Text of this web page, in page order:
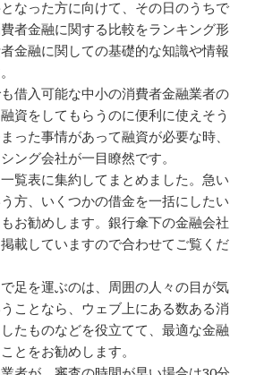
なった方に向けて、その日のうちで
者金融に関する比較をランキング形
金融に関しての基礎的な知識や情報
借入可能な中小の消費者金融業者の
資をしてもらうのに便利に使えそう
った事情があって融資が必要な時、
ング会社が一目瞭然です。
覧表に集約してまとめました。急い
方、いくつかの借金を一括にしたい
お勧めします。銀行傘下の金融会社
載していますので合わせてご覧くだ
足を運ぶのは、周囲の人々の目が気
ことなら、ウェブ上にある数ある消
たものなどを役立てて、最適な金融
とをお勧めします。